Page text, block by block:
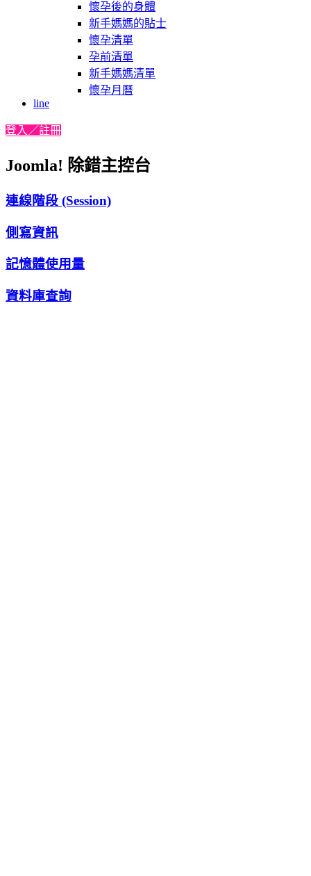
懷孕後的身體
新手媽媽的貼士
懷孕清單
孕前清單
新手媽媽清單
懷孕月曆
line
登入／註冊
Joomla! 除錯主控台
連線階段 (Session)
側寫資訊
記憶體使用量
資料庫查詢